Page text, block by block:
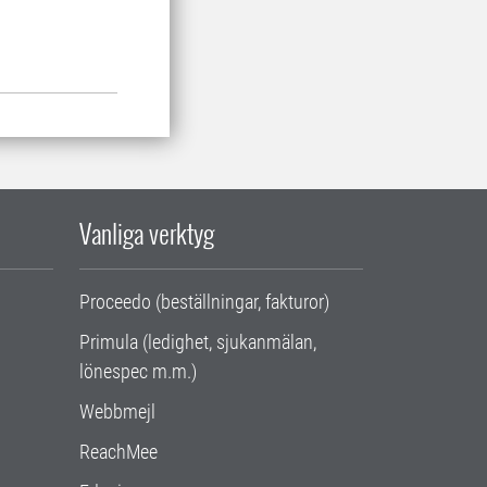
Vanliga verktyg
Proceedo (beställningar, fakturor)
Primula (ledighet, sjukanmälan,
lönespec m.m.)
Webbmejl
ReachMee